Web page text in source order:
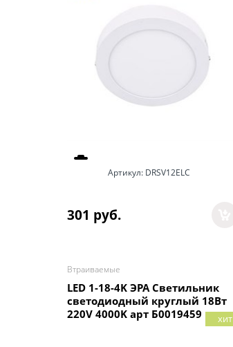
Артикул: DRSV12ELC
301 руб.
Втраиваемые
LED 1-18-4K ЭРА Светильник
светодиодный круглый 18Вт
220V 4000K арт Б0019459
хит